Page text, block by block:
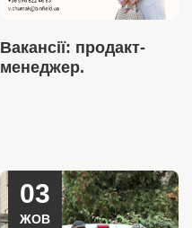
Вакансії: продакт-
менеджер.
03
ЖОВ